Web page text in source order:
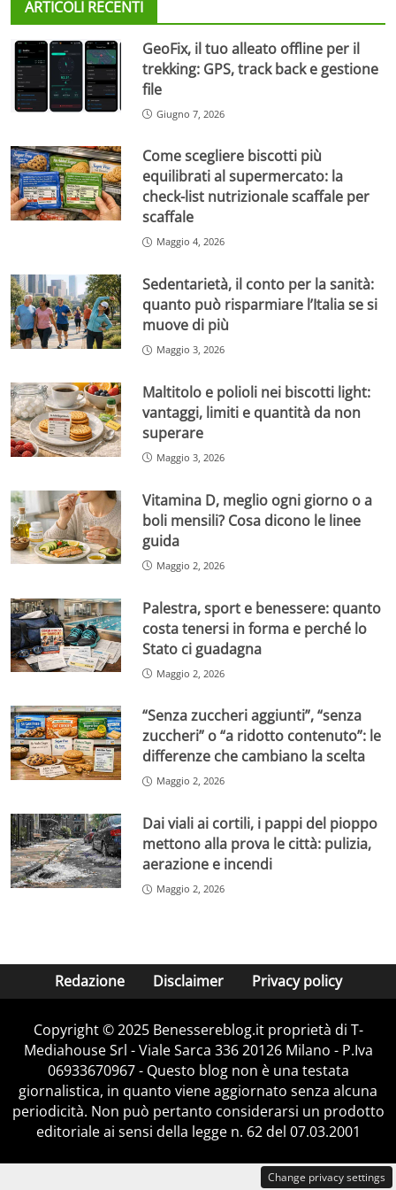
ARTICOLI RECENTI
GeoFix, il tuo alleato offline per il
trekking: GPS, track back e gestione
file
Giugno 7, 2026
Come scegliere biscotti più
equilibrati al supermercato: la
check-list nutrizionale scaffale per
scaffale
Maggio 4, 2026
Sedentarietà, il conto per la sanità:
quanto può risparmiare l’Italia se si
muove di più
Maggio 3, 2026
Maltitolo e polioli nei biscotti light:
vantaggi, limiti e quantità da non
superare
Maggio 3, 2026
Vitamina D, meglio ogni giorno o a
boli mensili? Cosa dicono le linee
guida
Maggio 2, 2026
Palestra, sport e benessere: quanto
costa tenersi in forma e perché lo
Stato ci guadagna
Maggio 2, 2026
“Senza zuccheri aggiunti”, “senza
zuccheri” o “a ridotto contenuto”: le
differenze che cambiano la scelta
Maggio 2, 2026
Dai viali ai cortili, i pappi del pioppo
mettono alla prova le città: pulizia,
aerazione e incendi
Maggio 2, 2026
Redazione Disclaimer Privacy policy
Copyright © 2025 Benessereblog.it proprietà di T-
Mediahouse Srl - Viale Sarca 336 20126 Milano - P.Iva
06933670967 - Questo blog non è una testata
giornalistica, in quanto viene aggiornato senza alcuna
periodicità. Non può pertanto considerarsi un prodotto
editoriale ai sensi della legge n. 62 del 07.03.2001
Change privacy settings